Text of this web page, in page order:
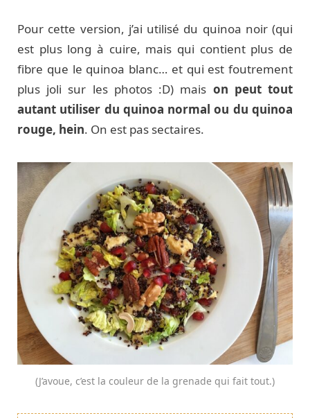
Pour cette version, j’ai utilisé du quinoa noir (qui
est plus long à cuire, mais qui contient plus de
fibre que le quinoa blanc… et qui est foutrement
plus joli sur les photos :D) mais on peut tout
autant utiliser du quinoa normal ou du quinoa
rouge, hein. On est pas sectaires.
(J’avoue, c’est la couleur de la grenade qui fait tout.)